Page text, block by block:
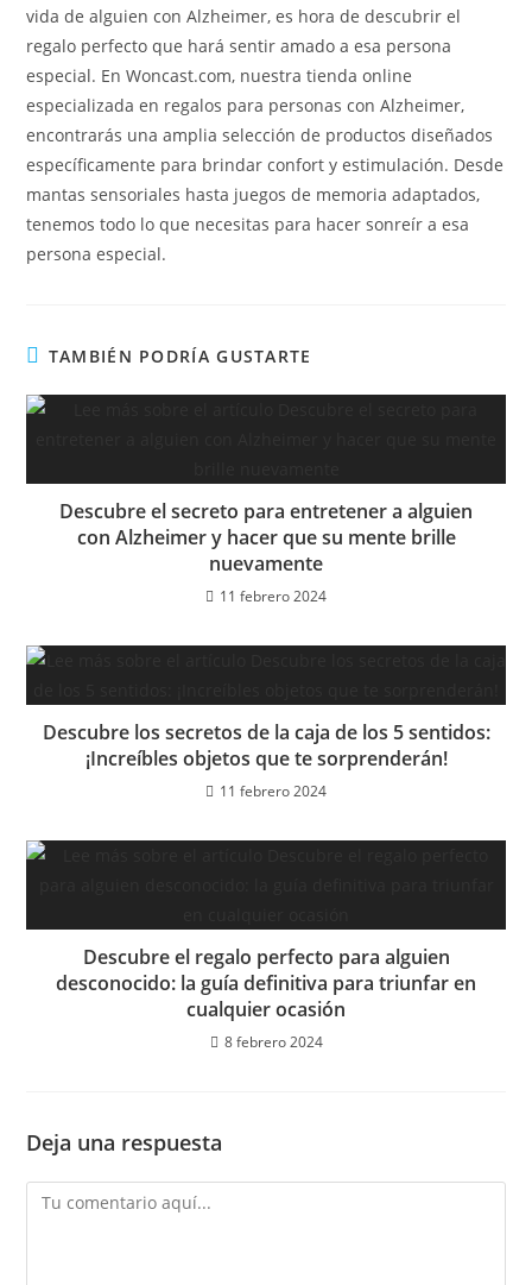
vida de alguien con Alzheimer, es hora de descubrir el
regalo perfecto que hará sentir amado a esa persona
especial. En Woncast.com, nuestra tienda online
especializada en regalos para personas con Alzheimer,
encontrarás una amplia selección de productos diseñados
específicamente para brindar confort y estimulación. Desde
mantas sensoriales hasta juegos de memoria adaptados,
tenemos todo lo que necesitas para hacer sonreír a esa
persona especial.
TAMBIÉN PODRÍA GUSTARTE
Descubre el secreto para entretener a alguien
con Alzheimer y hacer que su mente brille
nuevamente
11 febrero 2024
Descubre los secretos de la caja de los 5 sentidos:
¡Increíbles objetos que te sorprenderán!
11 febrero 2024
Descubre el regalo perfecto para alguien
desconocido: la guía definitiva para triunfar en
cualquier ocasión
8 febrero 2024
Deja una respuesta